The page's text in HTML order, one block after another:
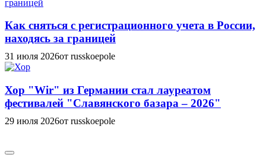
Как сняться с регистрационного учета в России,
находясь за границей
31 июля 2026от russkoepole
Хор "Wir" из Германии стал лауреатом
фестивалей "Славянского базара – 2026"
29 июля 2026от russkoepole